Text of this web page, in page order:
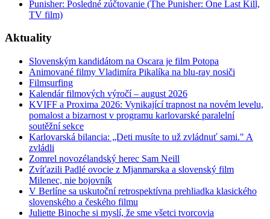
Punisher: Posledné zúčtovanie (The Punisher: One Last Kill,
TV film)
Aktuality
Slovenským kandidátom na Oscara je film Potopa
Animované filmy Vladimíra Pikalíka na blu-ray nosiči
Filmsurfing
Kalendár filmových výročí – august 2026
KVIFF a Proxima 2026: Vynikající trapnost na novém levelu,
pomalost a bizarnost v programu karlovarské paralelní
soutěžní sekce
Karlovarská bilancia: „Deti musíte to už zvládnuť sami." A
zvládli
Zomrel novozélandský herec Sam Neill
Zvíťazili Padlé ovocie z Mjanmarska a slovenský film
Milenec, nie bojovník
V Berlíne sa uskutoční retrospektívna prehliadka klasického
slovenského a českého filmu
Juliette Binoche si myslí, že sme všetci tvorcovia